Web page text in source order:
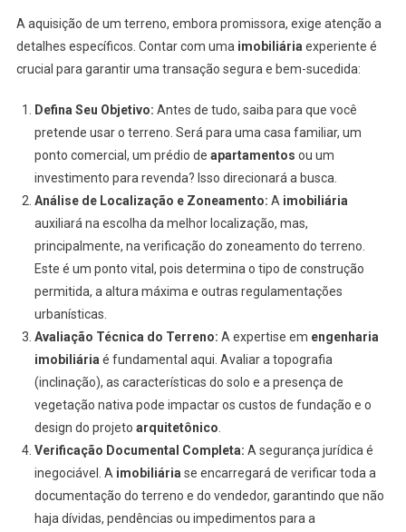
A aquisição de um terreno, embora promissora, exige atenção a
detalhes específicos. Contar com uma imobiliária experiente é
crucial para garantir uma transação segura e bem-sucedida:
Defina Seu Objetivo: Antes de tudo, saiba para que você
pretende usar o terreno. Será para uma casa familiar, um
ponto comercial, um prédio de apartamentos ou um
investimento para revenda? Isso direcionará a busca.
Análise de Localização e Zoneamento: A imobiliária
auxiliará na escolha da melhor localização, mas,
principalmente, na verificação do zoneamento do terreno.
Este é um ponto vital, pois determina o tipo de construção
permitida, a altura máxima e outras regulamentações
urbanísticas.
Avaliação Técnica do Terreno: A expertise em engenharia
imobiliária é fundamental aqui. Avaliar a topografia
(inclinação), as características do solo e a presença de
vegetação nativa pode impactar os custos de fundação e o
design do projeto arquitetônico
Verificação Documental Completa: A segurança jurídica é
inegociável. A imobiliária se encarregará de verificar toda a
documentação do terreno e do vendedor, garantindo que não
haja dívidas, pendências ou impedimentos para a